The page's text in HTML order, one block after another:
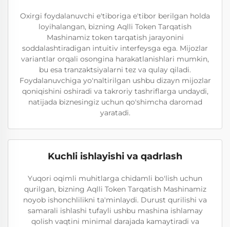
Oxirgi foydalanuvchi e'tiboriga e'tibor berilgan holda
loyihalangan, bizning Aqlli Token Tarqatish
Mashinamiz token tarqatish jarayonini
soddalashtiradigan intuitiv interfeysga ega. Mijozlar
variantlar orqali osongina harakatlanishlari mumkin,
bu esa tranzaktsiyalarni tez va qulay qiladi.
Foydalanuvchiga yo'naltirilgan ushbu dizayn mijozlar
qoniqishini oshiradi va takroriy tashriflarga undaydi,
natijada biznesingiz uchun qo'shimcha daromad
yaratadi.
Kuchli ishlayishi va qadrlash
Yuqori oqimli muhitlarga chidamli bo'lish uchun
qurilgan, bizning Aqlli Token Tarqatish Mashinamiz
noyob ishonchlilikni ta'minlaydi. Durust qurilishi va
samarali ishlashi tufayli ushbu mashina ishlamay
qolish vaqtini minimal darajada kamaytiradi va